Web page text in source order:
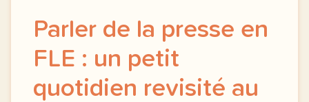
Parler de la presse en
FLE : un petit
quotidien revisité au